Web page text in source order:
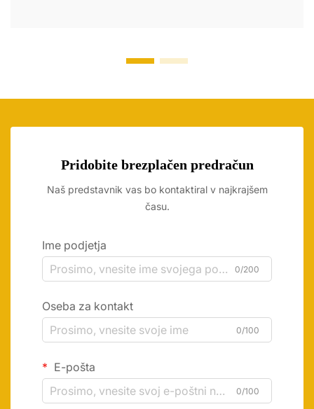
Pridobite brezplačen predračun
Naš predstavnik vas bo kontaktiral v najkrajšem
času.
Ime podjetja
0/200
Oseba za kontakt
0/100
E-pošta
0/100